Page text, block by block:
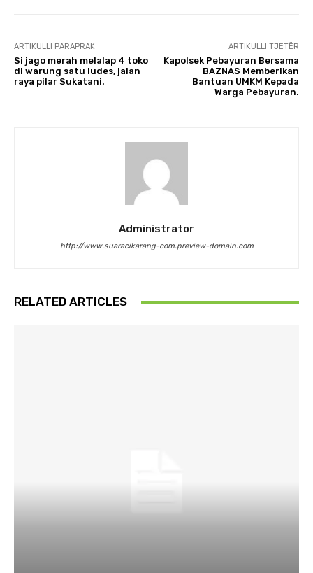
ARTIKULLI PARAPRAK
Si jago merah melalap 4 toko
di warung satu ludes, jalan
raya pilar Sukatani.
ARTIKULLI TJETËR
Kapolsek Pebayuran Bersama
BAZNAS Memberikan
Bantuan UMKM Kepada
Warga Pebayuran.
Administrator
http://www.suaracikarang-com.preview-domain.com
RELATED ARTICLES